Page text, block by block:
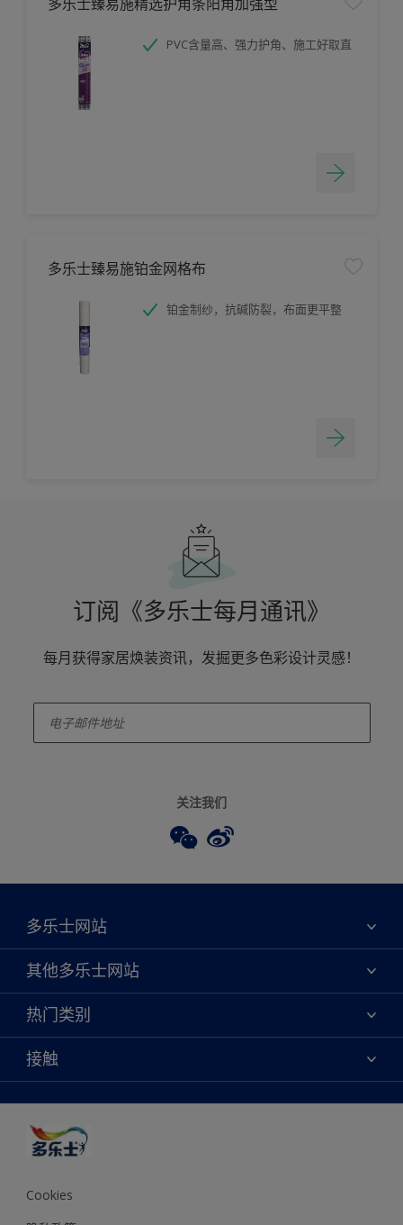
PVC含量高、强力护角、施工好取直
多乐士臻易施铂金网格布
铂金制纱，抗碱防裂，布面更平整
订阅《多乐士每月通讯》
每月获得家居焕装资讯，发掘更多色彩设计灵感！
关注我们
多乐士网站
关于我们
联系我们
查找店铺
绿色工厂
其他多乐士网站
焕新服务
多乐士专业
天猫官方旗舰店
抖音官方旗舰店
热门类别
颜色
产品
创意灵感
装修建议
可持续发展
多乐士2026年度色彩 - 律动绚蓝
接触
颜色准确性
Cookies